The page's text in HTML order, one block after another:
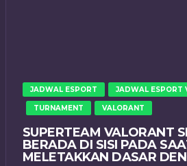
JADWAL ESPORT JADWAL ESPORT
TURNAMENT VALORANT
SUPERTEAM VALORANT
BERADA DI SISI PADA
MELETAKKAN DASAR